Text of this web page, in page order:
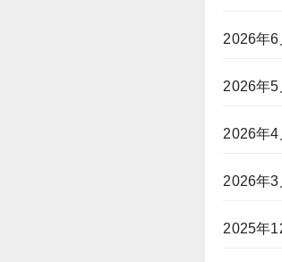
2026年6
2026年5
2026年4
2026年3
2025年